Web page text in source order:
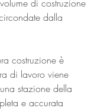
di costruzione
dalla
costruzione è
di lavoro viene
stazione della
e accurata